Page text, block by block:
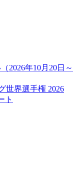
2026年10月20日～
世界選手権 2026
ト